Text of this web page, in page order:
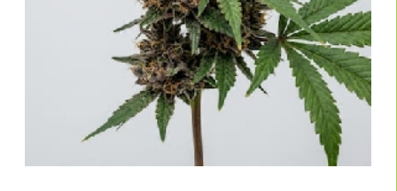
Kann ich von regulären Pflanzen bessere Mutterpflanzen ziehen?
Ja, viele erfahrene Grower berichten von einer höheren Vitalität bei
regulären Mutterpflanzen. Vor allem wenn eine Mutterpflanze über
mehrere Jahre gehalten und unzählige Male geklont werden soll,
bietet die reguläre Genetik meist eine stabilere Basis für dauerhaft